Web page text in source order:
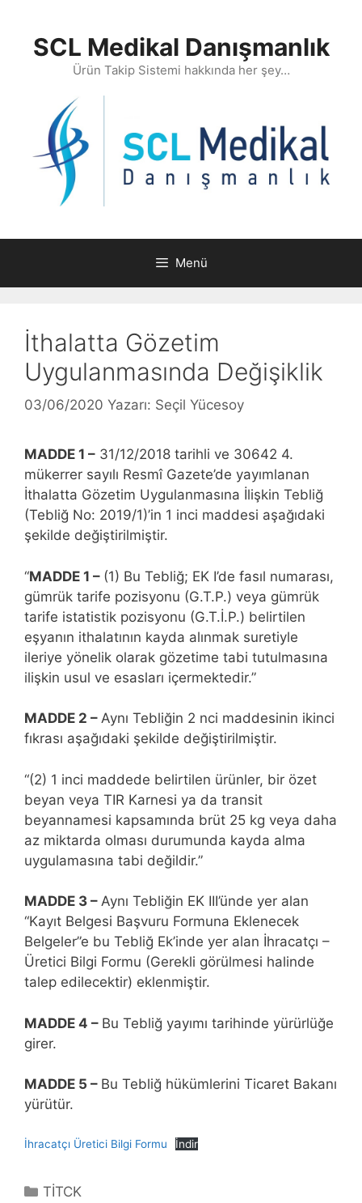
SCL Medikal Danışmanlık
Ürün Takip Sistemi hakkında her şey…
Menü
İthalatta Gözetim
Uygulanmasında Değişiklik
03/06/2020 Yazarı: Seçil Yücesoy
MADDE 1 – 31/12/2018 tarihli ve 30642 4.
mükerrer sayılı Resmî Gazete’de yayımlanan
İthalatta Gözetim Uygulanmasına İlişkin Tebliğ
(Tebliğ No: 2019/1)’in 1 inci maddesi aşağıdaki
şekilde değiştirilmiştir.
“MADDE 1 – (1) Bu Tebliğ; EK I’de fasıl numarası,
gümrük tarife pozisyonu (G.T.P.) veya gümrük
tarife istatistik pozisyonu (G.T.İ.P.) belirtilen
eşyanın ithalatının kayda alınmak suretiyle
ileriye yönelik olarak gözetime tabi tutulmasına
ilişkin usul ve esasları içermektedir.”
MADDE 2 – Aynı Tebliğin 2 nci maddesinin ikinci
fıkrası aşağıdaki şekilde değiştirilmiştir.
“(2) 1 inci maddede belirtilen ürünler, bir özet
beyan veya TIR Karnesi ya da transit
beyannamesi kapsamında brüt 25 kg veya daha
az miktarda olması durumunda kayda alma
uygulamasına tabi değildir.”
MADDE 3 – Aynı Tebliğin EK III’ünde yer alan
“Kayıt Belgesi Başvuru Formuna Eklenecek
Belgeler”e bu Tebliğ Ek’inde yer alan İhracatçı –
Üretici Bilgi Formu (Gerekli görülmesi halinde
talep edilecektir) eklenmiştir.
MADDE 4 – Bu Tebliğ yayımı tarihinde yürürlüğe
girer.
MADDE 5 – Bu Tebliğ hükümlerini Ticaret Bakanı
yürütür.
İhracatçı Üretici Bilgi Formu İndir
Kategoriler
TİTCK